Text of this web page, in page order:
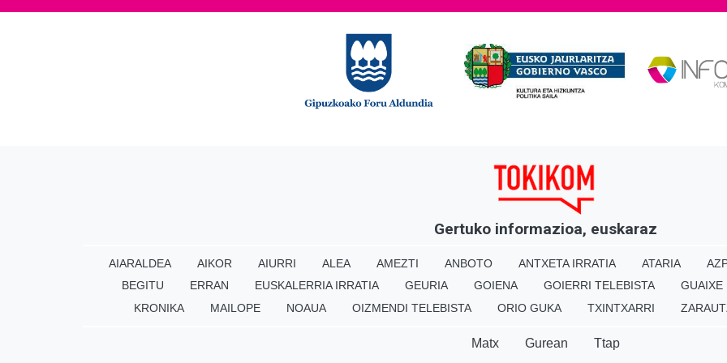
Gertuko informazioa, euskaraz
AIARALDEA AIKOR AIURRI ALEA AMEZTI ANBOTO ANTXETA IRRATIA ATARIA
BEGITU
ERRAN EUSKALERRIA IRRATIA GEURIA GOIENA GOIERRI TELEBISTA
GUAIXE
KRONIKA
MAILOPE NOAUA OIZMENDI TELEBISTA ORIO GUKA TXINTXARRI
Matx Gurean Ttap